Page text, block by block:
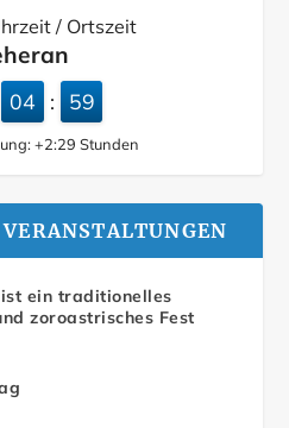
/ Ortszeit
05 : 00
+2:29 Stunden
ein traditionelles
zoroastrisches Fest